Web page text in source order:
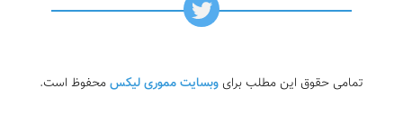
تمامی حقوق این مطلب برای وبسایت مموری لیکسمحفوظ است.